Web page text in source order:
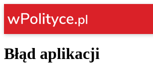
Błąd aplikacji